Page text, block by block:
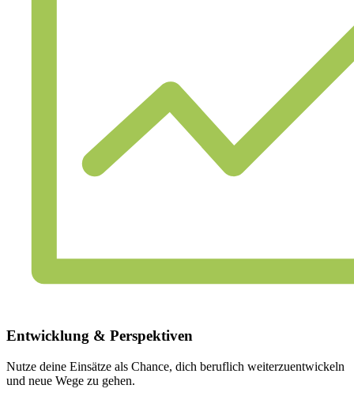
Entwicklung & Perspektiven
Nutze deine Einsätze als Chance, dich beruflich weiterzuentwickeln
und neue Wege zu gehen.